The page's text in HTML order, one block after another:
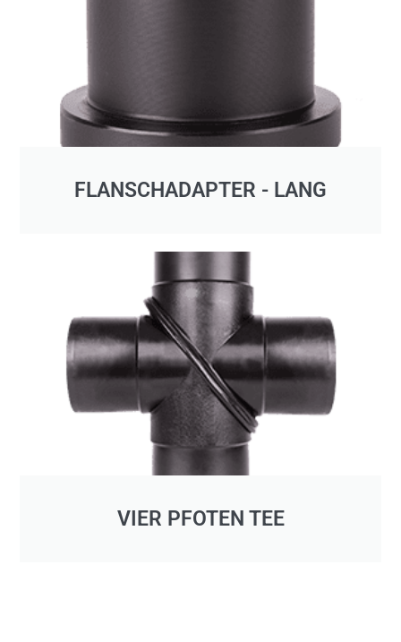
FLANSCHADAPTER - LANG
VIER PFOTEN TEE